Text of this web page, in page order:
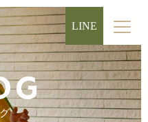
LINE